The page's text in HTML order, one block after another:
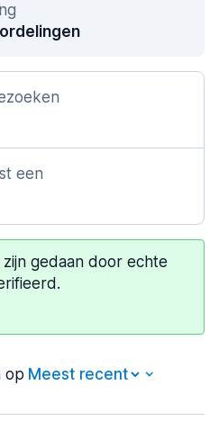
een
gedaan door echte
op